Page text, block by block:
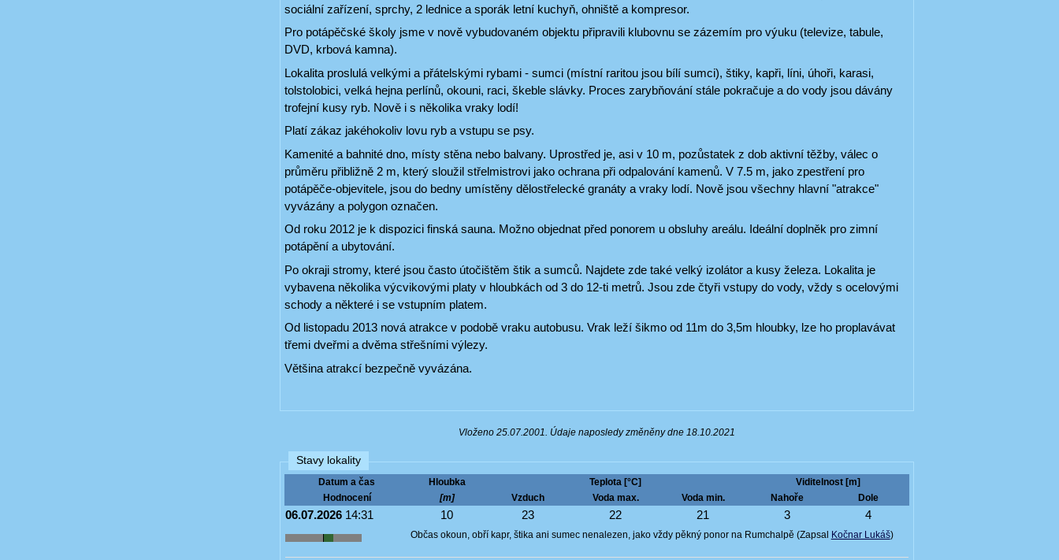
sociální zařízení, sprchy, 2 lednice a sporák letní kuchyň, ohniště a kompresor.
Pro potápěčské školy jsme v nově vybudovaném objektu připravili klubovnu se zázemím pro výuku (televize, tabule,
DVD, krbová kamna).
Lokalita proslulá velkými a přátelskými rybami - sumci (místní raritou jsou bílí sumci), štiky, kapři, líni, úhoři, karasi,
tolstolobici, velká hejna perlínů, okouni, raci, škeble slávky. Proces zarybňování stále pokračuje a do vody jsou dávány
trofejní kusy ryb. Nově i s několika vraky lodí!
Platí zákaz jakéhokoliv lovu ryb a vstupu se psy.
Kamenité a bahnité dno, místy stěna nebo balvany. Uprostřed je, asi v 10 m, pozůstatek z dob aktivní těžby, válec o
průměru přibližně 2 m, který sloužil střelmistrovi jako ochrana při odpalování kamenů. V 7.5 m, jako zpestření pro
potápěče-objevitele, jsou do bedny umístěny dělostřelecké granáty a vraky lodí. Nově jsou všechny hlavní "atrakce"
vyvázány a polygon označen.
Od roku 2012 je k dispozici finská sauna. Možno objednat před ponorem u obsluhy areálu. Ideální doplněk pro zimní
potápění a ubytování.
Po okraji stromy, které jsou často útočištěm štik a sumců. Najdete zde také velký izolátor a kusy železa. Lokalita je
vybavena několika výcvikovými platy v hloubkách od 3 do 12-ti metrů. Jsou zde čtyři vstupy do vody, vždy s ocelovými
schody a některé i se vstupním platem.
Od listopadu 2013 nová atrakce v podobě vraku autobusu. Vrak leží šikmo od 11m do 3,5m hloubky, lze ho proplavávat
třemi dveřmi a dvěma střešními výlezy.
Většina atrakcí bezpečně vyvázána.
Vloženo 25.07.2001. Údaje naposledy změněny dne 18.10.2021
Stavy lokality
Datum a čas Hloubka Teplota [°C]
Viditelnost [m]
Hodnocení
[m] Vzduch Voda max. Voda min. Nahoře Dole
06.07.202614:31 10 23 22 21 3 4
Občas okoun, obří kapr, štika ani sumec nenalezen, jako vždy pěkný ponor na Rumchalpě (Zapsal Kočnar Lukáš)